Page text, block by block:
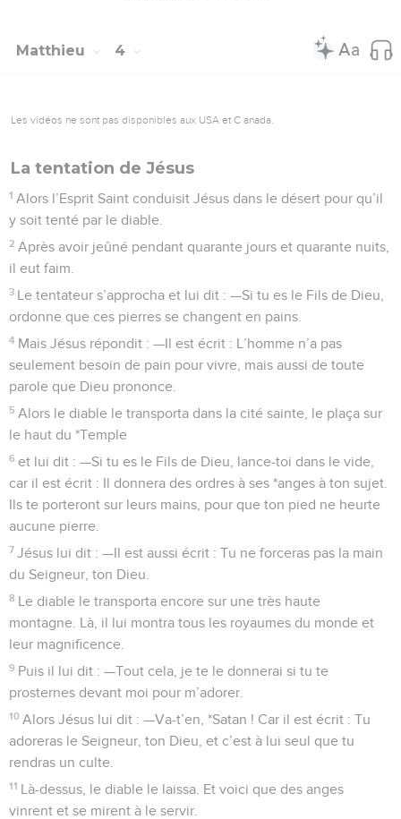
Matthieu 4
Les vidéos ne sont pas disponibles aux USA et C anada.
La tentation de Jésus
1 Alors l’Esprit Saint conduisit Jésus dans le désert pour qu’il
y soit tenté par le diable.
2 Après avoir jeûné pendant quarante jours et quarante nuits,
il eut faim.
3 Le tentateur s’approcha et lui dit : —Si tu es le Fils de Dieu,
ordonne que ces pierres se changent en pains.
4 Mais Jésus répondit : —Il est écrit : L’homme n’a pas
seulement besoin de pain pour vivre, mais aussi de toute
parole que Dieu prononce.
5 Alors le diable le transporta dans la cité sainte, le plaça sur
le haut du *Temple
6 et lui dit : —Si tu es le Fils de Dieu, lance-toi dans le vide,
car il est écrit : Il donnera des ordres à ses *anges à ton sujet.
Ils te porteront sur leurs mains, pour que ton pied ne heurte
aucune pierre.
7 Jésus lui dit : —Il est aussi écrit : Tu ne forceras pas la main
du Seigneur, ton Dieu.
8 Le diable le transporta encore sur une très haute
montagne. Là, il lui montra tous les royaumes du monde et
leur magnificence.
9 Puis il lui dit : —Tout cela, je te le donnerai si tu te
prosternes devant moi pour m’adorer.
10 Alors Jésus lui dit : —Va-t’en, *Satan ! Car il est écrit : Tu
adoreras le Seigneur, ton Dieu, et c’est à lui seul que tu
rendras un culte.
11 Là-dessus, le diable le laissa. Et voici que des anges
vinrent et se mirent à le servir.